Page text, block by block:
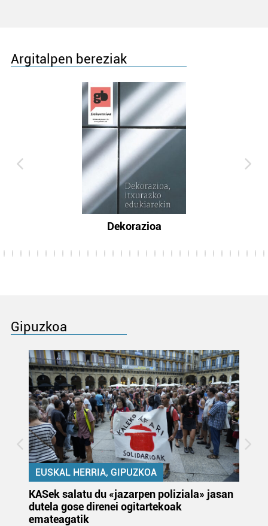
Argitalpen bereziak
Dekorazioa
Gipuzkoa
EUSKAL HERRIA, GIPUZKOA
KASek salatu du «jazarpen poliziala» jasan
dutela gose direnei ogitartekoak
emateagatik